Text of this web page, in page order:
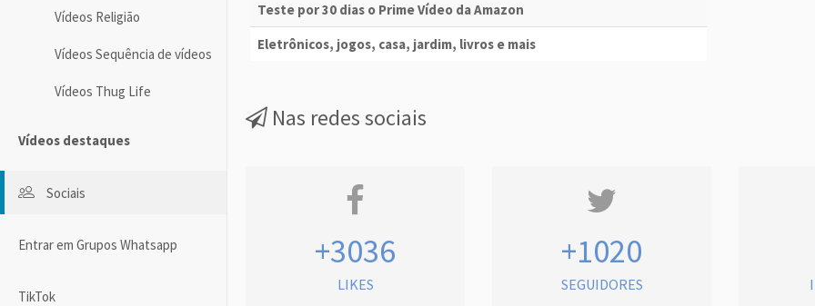
Vídeos Religião
Vídeos Sequência de vídeos
Vídeos Thug Life
Vídeos destaques
Sociais
Entrar em Grupos Whatsapp
TikTok
Teste por 30 dias o Prime Vídeo da Amazon
Eletrônicos, jogos, casa, jardim, livros e mais
Nas redes sociais
+3036
LIKES
+1020
SEGUIDORES